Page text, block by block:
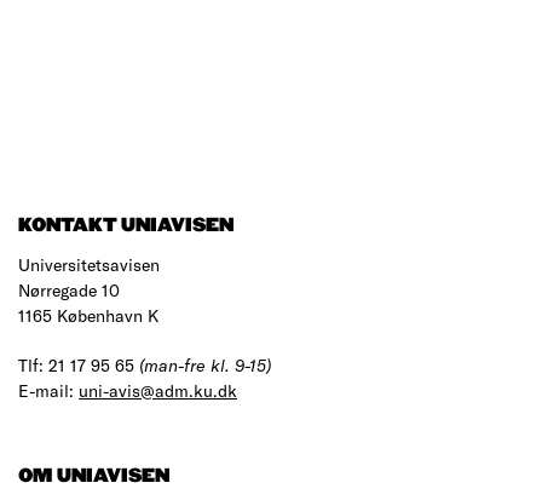
KONTAKT UNIAVISEN
Universitetsavisen
Nørregade 10
1165 København K
Tlf: 21 17 95 65 (man-fre kl. 9-15)
E-mail: uni-avis@adm.ku.dk
OM UNIAVISEN